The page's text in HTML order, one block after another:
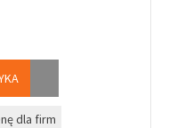
dla firm